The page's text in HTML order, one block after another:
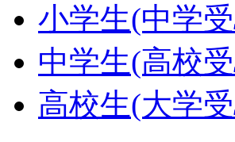
小学生(中学
中学生(高校
高校生(大学